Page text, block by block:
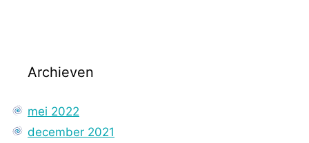
Archieven
mei 2022
december 2021